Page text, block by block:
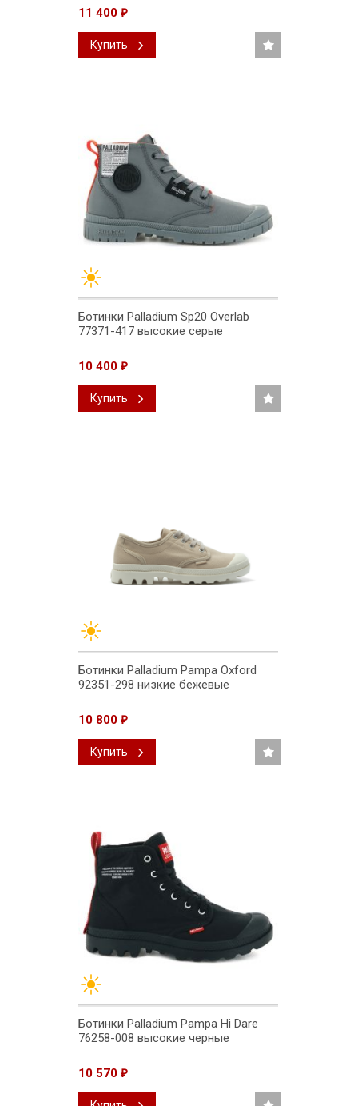
11 400 ₽
Купить
Ботинки Palladium Sp20 Overlab
77371-417 высокие серые
10 400 ₽
Купить
Ботинки Palladium Pampa Oxford
92351-298 низкие бежевые
10 800 ₽
Купить
Ботинки Palladium Pampa Hi Dare
76258-008 высокие черные
10 570 ₽